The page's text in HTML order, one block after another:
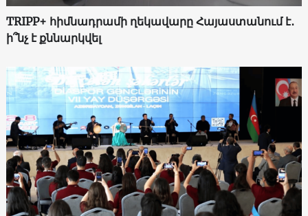
TRIPP+ հիմնադրամի ղեկավարը Հայաստանում է․
ի՞նչ է քննարկվել